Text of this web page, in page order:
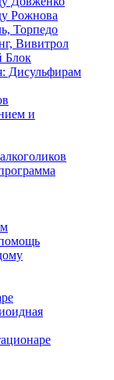
Рожнова
Торпедо
Вивитрол
Блок
Дисульфирам
и